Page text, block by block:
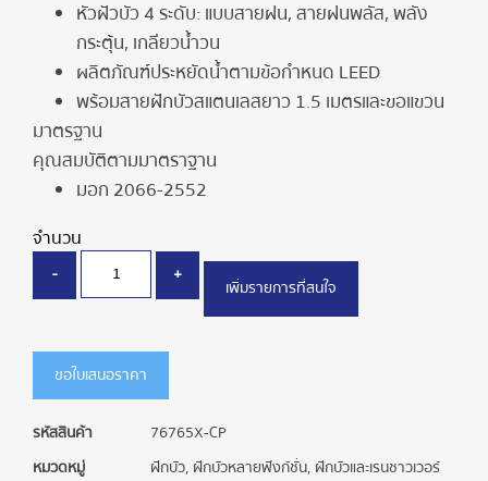
หัวฝัวบัว 4 ระดับ: แบบสายฝน, สายฝนพลัส, พลัง
กระตุ้น, เกลียวน้ำวน
ผลิตภัณฑ์ประหยัดน้ำตามข้อกำหนด LEED
พร้อมสายฝักบัวสแตนเลสยาว 1.5 เมตรและขอแขวน
มาตรฐาน
คุณสมบัติตามมาตราฐาน
มอก 2066-2552
จำนวน
- +
เพิ่มรายการที่สนใจ
ขอใบเสนอราคา
รหัสสินค้า
76765X-CP
หมวดหมู่
ฝักบัว, ฝักบัวหลายฟังก์ชั่น, ฝักบัวและเรนชาวเวอร์